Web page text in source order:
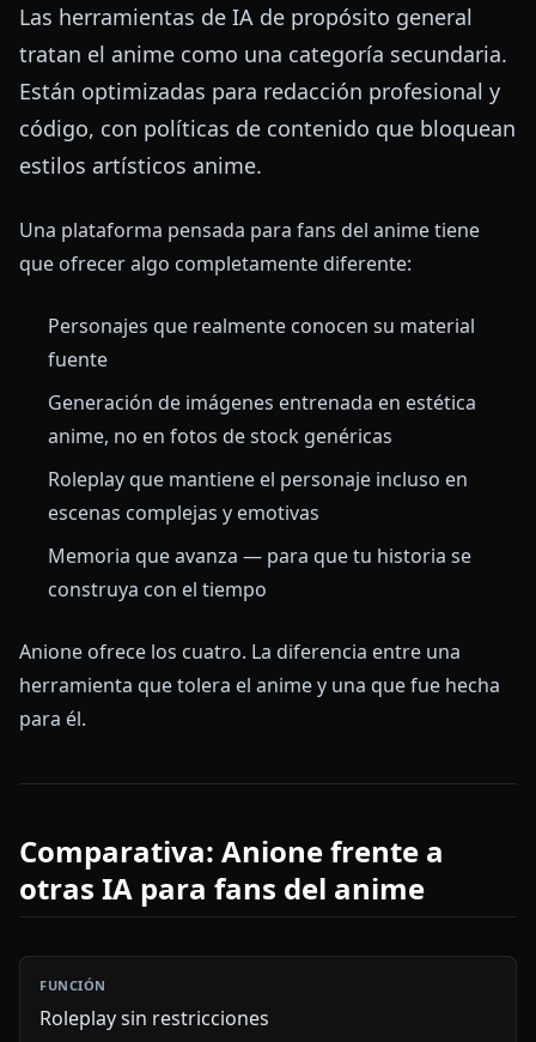
Las herramientas de IA de propósito general
tratan el anime como una categoría secundaria.
Están optimizadas para redacción profesional y
código, con políticas de contenido que bloquean
estilos artísticos anime.
Una plataforma pensada para fans del anime tiene
que ofrecer algo completamente diferente:
Personajes que realmente conocen su material
fuente
Generación de imágenes entrenada en estética
anime, no en fotos de stock genéricas
Roleplay que mantiene el personaje incluso en
escenas complejas y emotivas
Memoria que avanza — para que tu historia se
construya con el tiempo
Anione ofrece los cuatro. La diferencia entre una
herramienta que tolera el anime y una que fue hecha
para él.
Comparativa: Anione frente a
otras IA para fans del anime
Roleplay sin restricciones